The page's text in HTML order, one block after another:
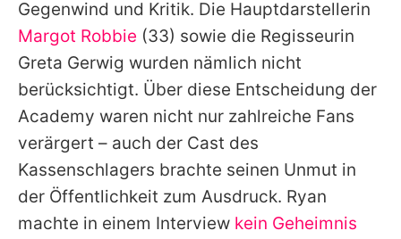
Gegenwind und Kritik. Die Hauptdarstellerin
Margot Robbie (33) sowie die Regisseurin
Greta Gerwig wurden nämlich nicht
berücksichtigt. Über diese Entscheidung der
Academy waren nicht nur zahlreiche Fans
verärgert – auch der Cast des
Kassenschlagers brachte seinen Unmut in
der Öffentlichkeit zum Ausdruck. Ryan
machte in einem Interview kein Geheimnis